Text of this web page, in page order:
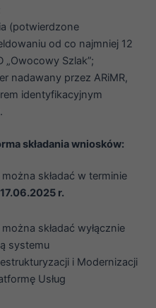
(potwierdzone
od co najmniej 12
„Owocowy Szlak”;
nadawany przez ARiMR,
identyfikacyjnym
składania wniosków:
składać w terminie
r.
składać wyłącznie
systemu
i Modernizacji
Usług